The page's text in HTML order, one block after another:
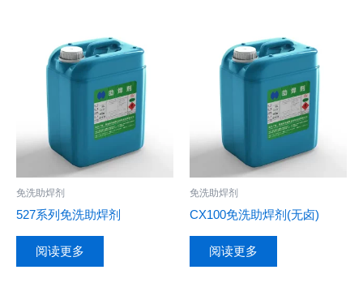
免洗助焊剂
527系列免洗助焊剂
阅读更多
免洗助焊剂
CX100免洗助焊剂(无卤)
阅读更多